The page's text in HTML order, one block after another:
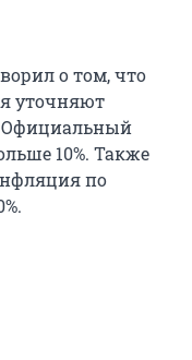
о том, что
уточняют
Официальный
10%. Также
по